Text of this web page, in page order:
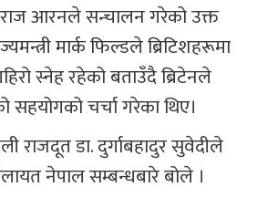
आरनले सन्चालन गरेको उक्त
मार्क फिल्डले ब्रिटिशहरूमा
स्नेह रहेको बताउँदै ब्रिटेनले
चर्चा गरेका थिए।
राजदूत डा. दुर्गाबहादुर सुवेदीले
नेपाल सम्बन्धबारे बोले ।